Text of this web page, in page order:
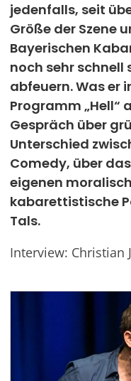
Werben
jedenfalls, seit
Größe der Szene
Bayerischen
noch sehr schnell
abfeuern. Was er
Programm „Hell“
Gespräch über
Unterschied
Comedy, über
eigenen
kabarettistische
Tals.
Interview: Christian